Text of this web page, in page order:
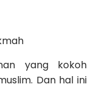
yang kokoh
Dan hal ini